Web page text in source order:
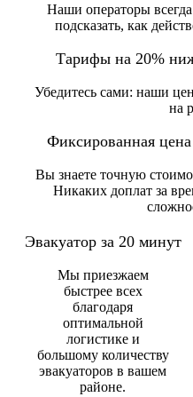
Наши операторы
подсказать, как
Тарифы на 20%
Убедитесь сами: наши
на
Фиксированная
Вы знаете точную
Никаких доплат за
Эвакуатор за 20 минут
Мы приезжаем
быстрее всех
благодаря
оптимальной
логистике и
большому количеству
эвакуаторов в вашем
районе.